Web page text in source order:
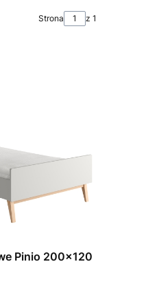
Strona z 1
Pinio 200x120